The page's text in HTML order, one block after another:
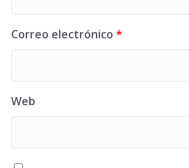
Correo electrónico *
Web